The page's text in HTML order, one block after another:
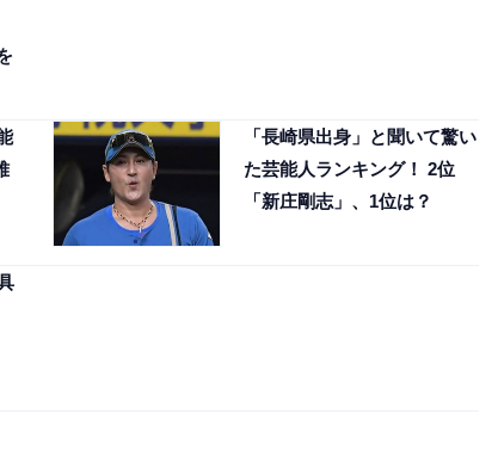
「長崎県出身」と聞いて驚い
た芸能人ランキング！ 2位
「新庄剛志」、1位は？